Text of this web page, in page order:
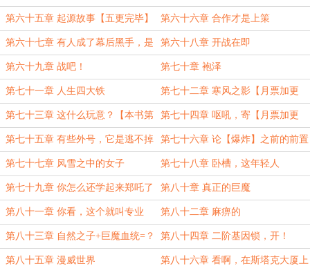
的抽象了【上架更新3/5】 的？【上架4/5】
第六十五章 起源故事【五更完毕】 第六十六章 合作才是上策
第六十七章 有人成了幕后黑手，是
谁呢？
第六十八章 开战在即
第六十九章 战吧！ 第七十章 袍泽
第七十一章 人生四大铁 第七十二章 寒风之影【月票加更
1/4】
第七十三章 这什么玩意？【本书第
一个4K大章】
第七十四章 呕吼，寄【月票加更
2/4】
第七十五章 有些外号，它是逃不掉
的
第七十六章 论【爆炸】之前的前置
技能
第七十七章 风雪之中的女子 第七十八章 卧槽，这年轻人
第七十九章 你怎么还学起来郑吒了
呢？
第八十章 真正的巨魔
第八十一章 你看，这个就叫专业 第八十二章 麻痹的
第八十三章 自然之子+巨魔血统=？ 第八十四章 二阶基因锁，开！
第八十五章 漫威世界 第八十六章 看啊，在斯塔克大厦上